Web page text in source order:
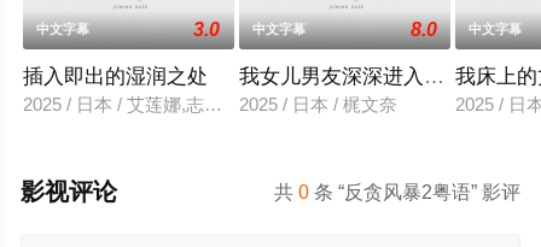
中文字幕 3.0
插入即出的湿润之处
2025 / 日本 / 艾莲娜,志美健
中文字幕 8.0
我女儿男友深深进入我的身体
2025 / 日本 / 梶文奈
中文字幕
我床上
2025 / 日
共0 条 “反贪风暴2粤语” 影评
影视评论